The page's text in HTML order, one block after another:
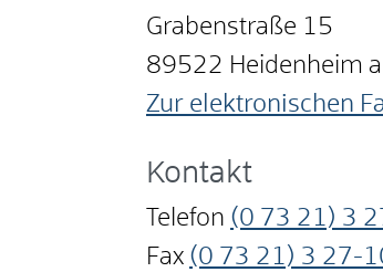
Grabenstraße 15
89522 Heidenheim
Zur elektronischen
Kontakt
Telefon (0 73 21) 3
Fax (0 73 21) 3 27-